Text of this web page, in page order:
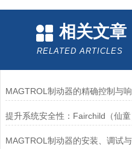
相关文章
RELATED ARTICLES